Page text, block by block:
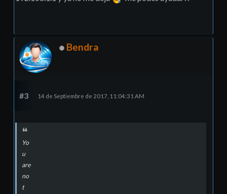
Bendra
#3 14 de Septiembre de 2017, 11:04:31 AM
Yo
u
are
no
t